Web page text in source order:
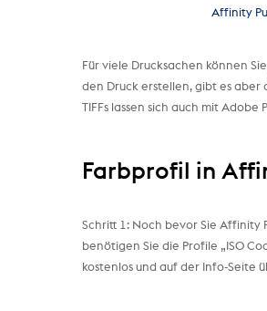
Affinity
Für viele Drucksachen können
den Druck erstellen, gibt es aber
TIFFs lassen sich auch mit
Farbprofil in
Schritt 1: Noch bevor Sie Affinity
benötigen Sie die Profile „ISO
kostenlos und auf der Info-Seite